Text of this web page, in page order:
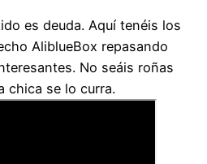
es deuda. Aquí tenéis los
AliblueBox repasando
No seáis roñas
chica se lo curra.